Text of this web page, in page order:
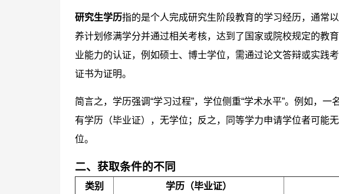
研究生学历指的是个人完成研究生阶段教育的学习经历，通常
养计划修满学分并通过相关考核，达到了国家或院校规定的教
业能力的认证，例如硕士、博士学位，需通过论文答辩或实践
证书为证明。
简言之，学历强调“学习过程”，学位侧重“学术水平”。例如，
有学历（毕业证），无学位；反之，同等学力申请学位者可能
位。
二、获取条件的不同
类别 学历（毕业证）